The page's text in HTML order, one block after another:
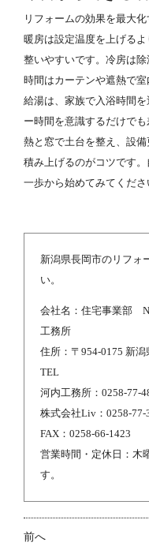
リフォームの効果を最大
暖房は設定温度を上げる
整いやすいです。冷房は
時間はカーテンや遮熱で室
給湯は、家族で入浴時間
ー時間を意識するだけで
熱と窓で土台を整え、設
積み上げるのがコツです
一歩から始めてみてくださ
新潟県長岡市のリフォ
い。
会社名：住宅事業部
工務所
住所：〒954-0175 新
TEL
河内工務所：0258-77-
株式会社Liv：0258-77-
FAX：0258-66-1423
営業時間・定休日：木
す。
前へ